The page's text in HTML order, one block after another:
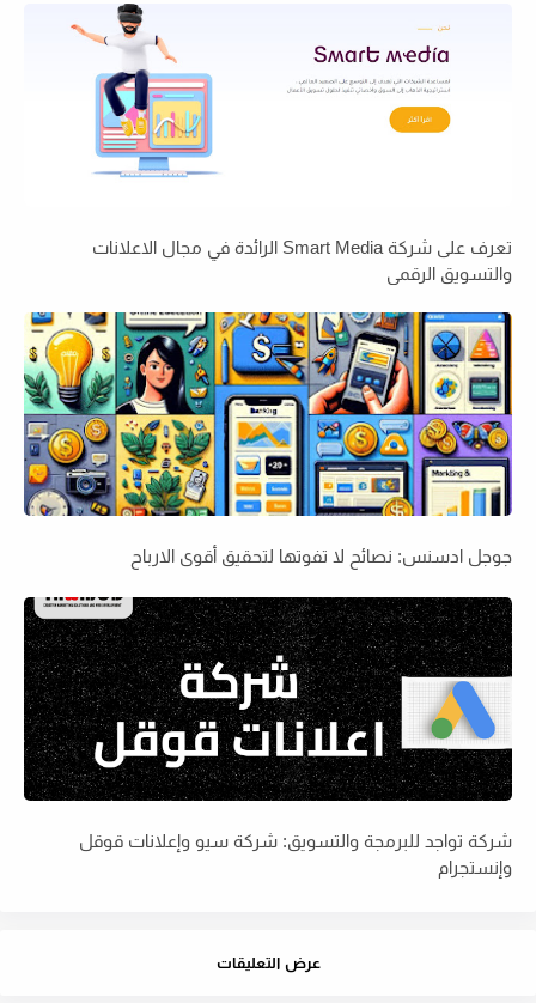
تعرف على شركة Smart Media الرائدة في مجال الاعلانات
والتسويق الرقمي
جوجل ادسنس: نصائح لا تفوتها لتحقيق أقوى الارباح
شركة تواجد للبرمجة والتسويق: شركة سيو وإعلانات قوقل
وإنستجرام
عرض التعليقات